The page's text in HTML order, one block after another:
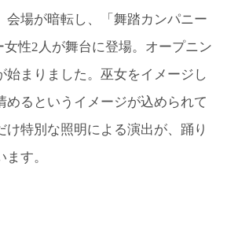
会場が暗転し、「舞踏カンパニー
性2人が舞台に登場。オープニン
始まりました。巫女をイメージし
めるというイメージが込められて
け特別な照明による演出が、踊り
す。